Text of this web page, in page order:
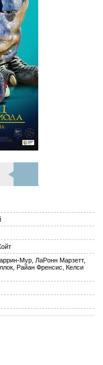
ком.
Мур, ЛаРонн Марзетт,
Райан Френсис, Келси